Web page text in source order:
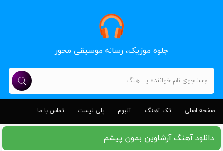
جلوه موزیک، رسانه موسیقی محور
صفحه اصلی تک آهنگ آلبوم پلی لیست تماس با ما
دانلود آهنگ آرشاوین بمون پیشم